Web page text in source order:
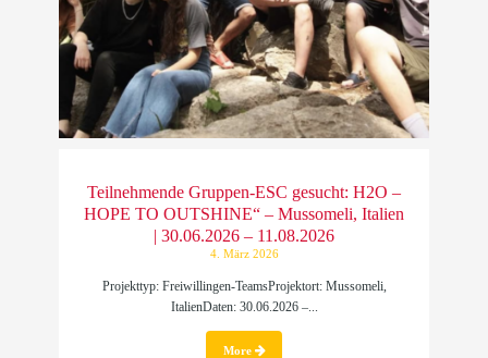
Teilnehmende Gruppen-ESC gesucht: H2O –
HOPE TO OUTSHINE“ – Mussomeli, Italien
| 30.06.2026 – 11.08.2026
4. März 2026
Projekttyp: Freiwillingen-TeamsProjektort: Mussomeli,
ItalienDaten: 30.06.2026 –...
More